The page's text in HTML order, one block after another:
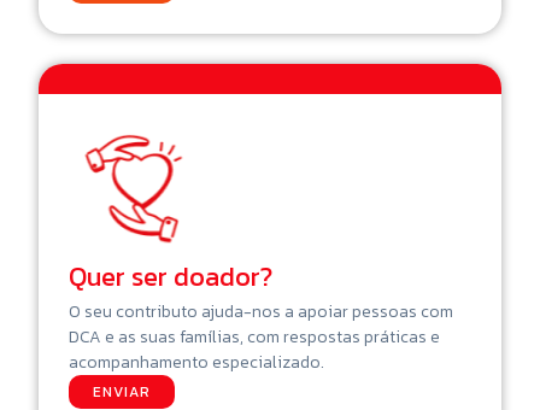
Quer ser doador?
O seu contributo ajuda-nos a apoiar pessoas com
DCA e as suas famílias, com respostas práticas e
acompanhamento especializado.
ENVIAR